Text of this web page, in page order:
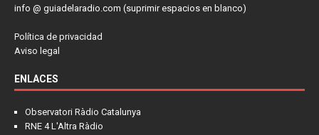
info @ guiadelaradio.com (suprimir espacios en blanco)
Política de privacidad
Aviso legal
ENLACES
Observatori Ràdio Catalunya
RNE 4 L'Altra Ràdio